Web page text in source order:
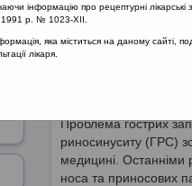
Коротка
Проблема гострих
риносинуситу (ГРС)
медицині. Останніми
носа та приносових
інформацію про рецептурні
р. № 1023-XII.
яка міститься на даному сайті,
лікаря.